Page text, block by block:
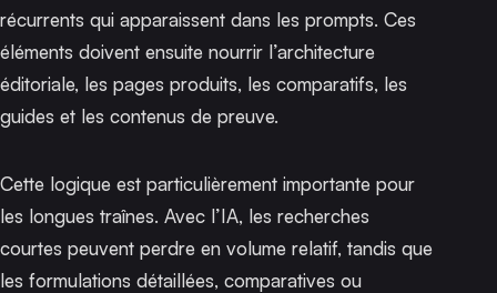
récurrents qui apparaissent dans les prompts. Ces
éléments doivent ensuite nourrir l’architecture
éditoriale, les pages produits, les comparatifs, les
guides et les contenus de preuve.
Cette logique est particulièrement importante pour
les longues traînes. Avec l’IA, les recherches
courtes peuvent perdre en volume relatif, tandis que
les formulations détaillées, comparatives ou